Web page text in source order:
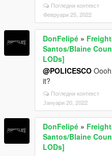
Погледни контекст
Февруари 25, 2022
DonFelipé »
Santos/Blaine
LODs]
@POLICESCO
it?
Погледни контекст
Јануари 20, 2022
DonFelipé »
Santos/Blaine
LODs]